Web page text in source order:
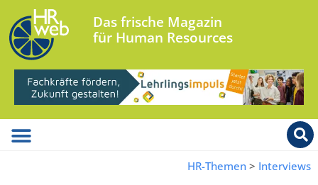
Das frische Magazin
für Human Resources
HR-Themen > Interviews